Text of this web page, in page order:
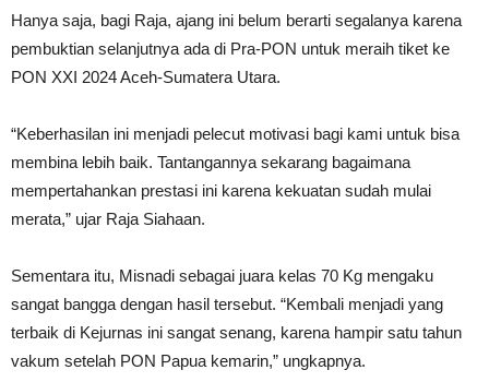
Hanya saja, bagi Raja, ajang ini belum berarti segalanya karena
pembuktian selanjutnya ada di Pra-PON untuk meraih tiket ke
PON XXI 2024 Aceh-Sumatera Utara.
“Keberhasilan ini menjadi pelecut motivasi bagi kami untuk bisa
membina lebih baik. Tantangannya sekarang bagaimana
mempertahankan prestasi ini karena kekuatan sudah mulai
merata,” ujar Raja Siahaan.
Sementara itu, Misnadi sebagai juara kelas 70 Kg mengaku
sangat bangga dengan hasil tersebut. “Kembali menjadi yang
terbaik di Kejurnas ini sangat senang, karena hampir satu tahun
vakum setelah PON Papua kemarin,” ungkapnya.